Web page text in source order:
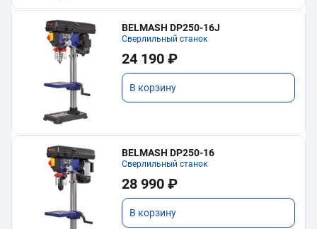
BELMASH DP250-16J
Сверлильный станок
24 190 ₽
В корзину
BELMASH DP250-16
Сверлильный станок
28 990 ₽
В корзину